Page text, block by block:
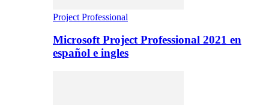
Project Professional
Microsoft Project Professional 2021 en
español e ingles